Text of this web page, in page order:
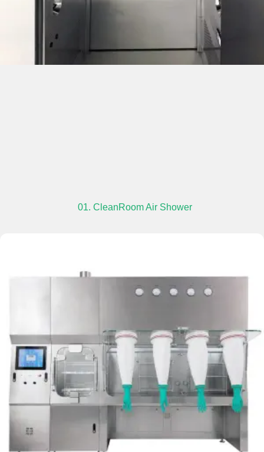
01. CleanRoom Air Shower